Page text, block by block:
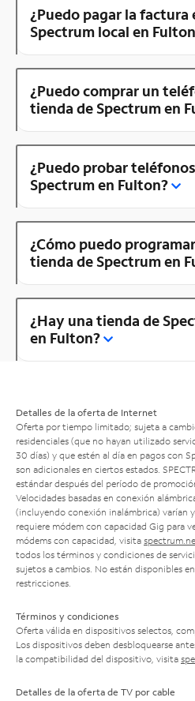
¿Puedo pagar la factura
Spectrum local en
¿Puedo comprar un
tienda de Spectrum en
¿Puedo probar
Spectrum en Fulton?
¿Cómo puedo
tienda de Spectrum en
¿Hay una tienda de
en Fulton?
Detalles de la oferta de Internet
Oferta por tiempo limitado; sujeta a
residenciales (que no hayan utilizado
30 días) y que estén al día en pagos con
son adicionales en ciertos estados.
estándar después del período de
Velocidades basadas en conexión
(incluyendo conexión inalámbrica) varían
requiere módem con capacidad Gig para
módems con capacidad, visita
todos los términos y condiciones de
sujetos a cambios. No están disponibles
restricciones.
Términos y condiciones
Oferta válida en dispositivos selectos,
Los dispositivos deben desbloquearse
la compatibilidad del dispositivo, visita
Detalles de la oferta de TV por cable